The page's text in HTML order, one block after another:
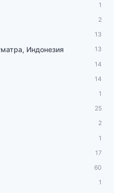
1
2
13
Индонезия 13
14
14
1
25
2
1
17
60
1